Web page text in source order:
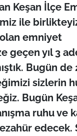
Keşan İlçe
ile
emniyet
geçen yıl 3
Bugün de
sizlerin
Bugün
ruhu ve
edecek.